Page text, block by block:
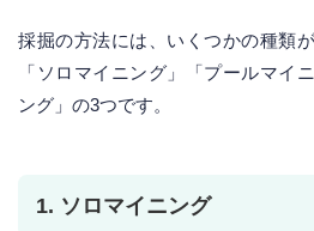
採掘の方法には、いくつかの種類
「ソロマイニング」「プールマイ
ング」の3つです。
1. ソロマイニング